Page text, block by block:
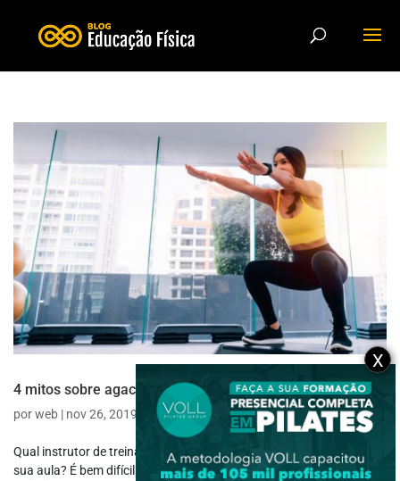
4 mitos sobre agachamento que devemos desmitificar
porweb | nov 26, 2019 Funcional
Qual instrutor de treinamento funcional não usa agachamentos em
sua aula? É bem difícil isso acontecer, mas alguns ainda evitam
X